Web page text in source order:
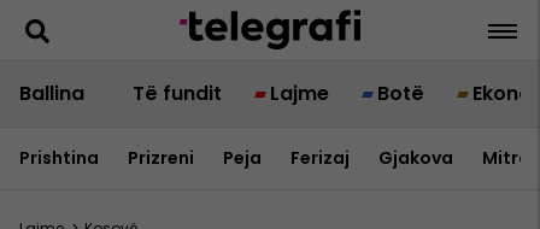
Ballina Të fundit Lajme Botë
Prishtina Prizreni Peja Ferizaj Gjakova